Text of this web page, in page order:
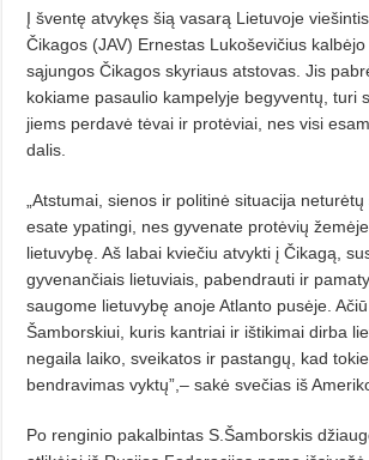
Į šventę atvykęs šią vasarą Lietuvoje
Čikagos (JAV) Ernestas Lukoševičius
sąjungos Čikagos skyriaus atstovas. Jis
kokiame pasaulio kampelyje begyventų, turi
jiems perdavė tėvai ir protėviai, nes visi
dalis.
„Atstumai, sienos ir politinė situacija
esate ypatingi, nes gyvenate protėvių
lietuvybę. Aš labai kviečiu atvykti į Čikagą,
gyvenančiais lietuviais, pabendrauti ir
saugome lietuvybę anoje Atlanto pusėje.
Šamborskiui, kuris kantriai ir ištikimai dirba
negaila laiko, sveikatos ir pastangų, kad
bendravimas vyktų”,– sakė svečias iš
Po renginio pakalbintas S.Šamborskis